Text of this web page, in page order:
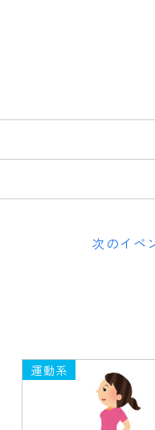
次のイベ
運動系